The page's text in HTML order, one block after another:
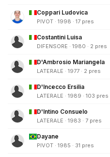
Coppari Ludovica
PIVOT · 1998 · 17 pres
Costantini Luisa
DIFENSORE · 1980 · 2 pres
D'Ambrosio Mariangela
LATERALE · 1977 · 2 pres
D'Incecco Ersilia
LATERALE · 1989 · 103 pres
D'Intino Consuelo
LATERALE · 1983 · 7 pres
Dayane
PIVOT · 1985 · 31 pres